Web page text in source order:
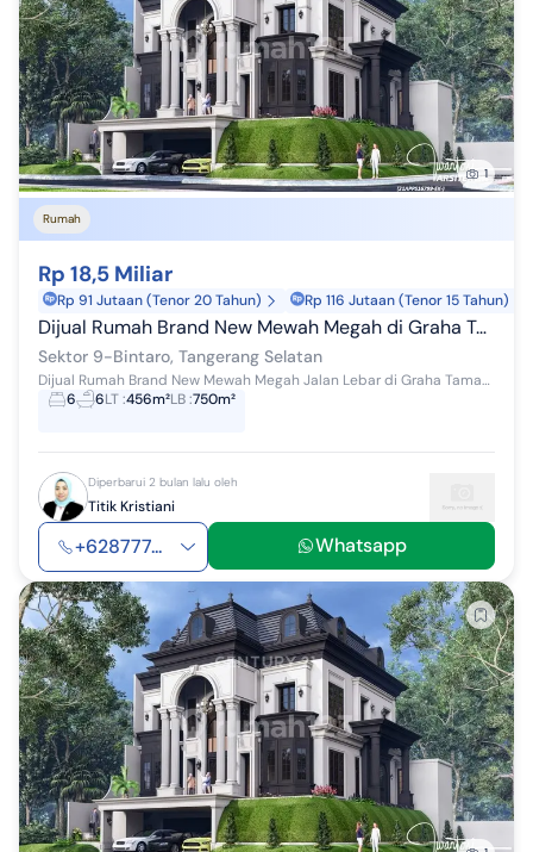
1
Rumah
Rp 18,5 Miliar
Rp 91 Jutaan (Tenor 20 Tahun) Rp 116 Jutaan (Tenor 15 Tahun)
Dijual Rumah Brand New Mewah Megah di Graha Taman Bintaro
Sektor 9-Bintaro, Tangerang Selatan
Dijual Rumah Brand New Mewah Megah Jalan Lebar di Graha Taman Bintaro Jaya Sektor 9 Luas tanah : 456 Luas bangunan : 750 Kamar Tidur : 6+4 Ka...
6
6LT:456m²LB:750m²
Diperbarui 2 bulan lalu oleh
Titik Kristiani
+628777... Whatsapp